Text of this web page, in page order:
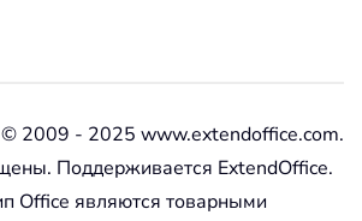
2009 - 2025 www.extendoffice.com.
Поддерживается ExtendOffice.
Office являются товарными